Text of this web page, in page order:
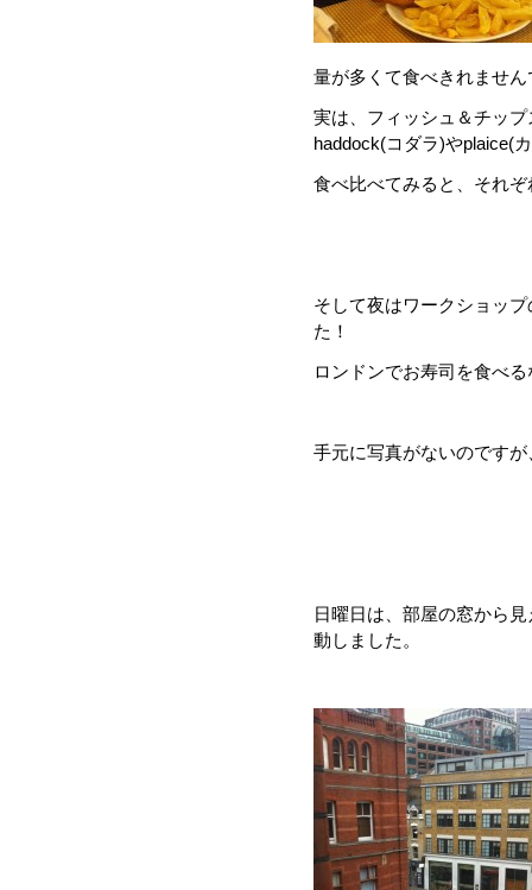
量が多くて食べきれませ
実は、フィッシュ＆チッ
haddock(コダラ)やplaice(
食べ比べてみると、それ
そして夜はワークショッ
た！
ロンドンでお寿司を食べ
手元に写真がないのです
日曜日は、部屋の窓から
動しました。